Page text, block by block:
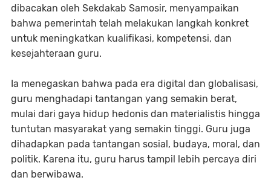
dibacakan oleh Sekdakab Samosir, menyampaikan
bahwa pemerintah telah melakukan langkah konkret
untuk meningkatkan kualifikasi, kompetensi, dan
kesejahteraan guru.
Ia menegaskan bahwa pada era digital dan globalisasi,
guru menghadapi tantangan yang semakin berat,
mulai dari gaya hidup hedonis dan materialistis hingga
tuntutan masyarakat yang semakin tinggi. Guru juga
dihadapkan pada tantangan sosial, budaya, moral, dan
politik. Karena itu, guru harus tampil lebih percaya diri
dan berwibawa.